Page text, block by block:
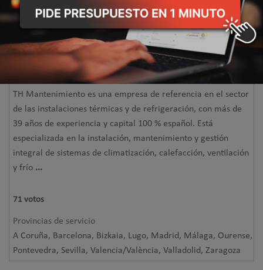
TH Mantenimiento - Instalación,
mantenimiento y reparación
POPULAR
TH Mantenimiento es una empresa de referencia en el sector
de las instalaciones térmicas y de refrigeración, con más de
39 años de experiencia y capital 100 % español. Está
especializada en la instalación, mantenimiento y gestión
integral de sistemas de climatización, calefacción, ventilación
y frío ...
71 votos
Provincias de servicio
A Coruña, Barcelona, Bizkaia, Lugo, Madrid, Málaga, Ourense,
Pontevedra, Sevilla, Valencia/València, Valladolid, Zaragoza